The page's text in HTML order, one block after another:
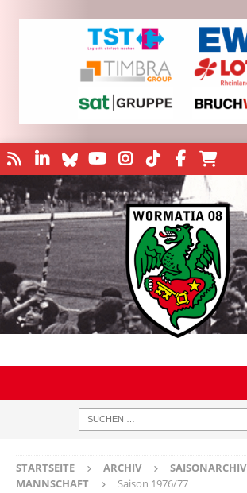
STARTSEITE ARCHIV SAISONARCHIV
MANNSCHAFT
Saison 1976/77